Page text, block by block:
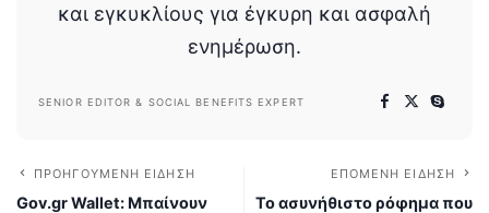
και εγκυκλίους για έγκυρη και ασφαλή
ενημέρωση.
SENIOR EDITOR & SOCIAL BENEFITS EXPERT
ΠΡΟΗΓΟΎΜΕΝΗ ΕΊΔΗΣΗ
Gov.gr Wallet: Μπαίνουν
ΕΠΌΜΕΝΗ ΕΊΔΗΣΗ
Το ασυνήθιστο ρόφημα που